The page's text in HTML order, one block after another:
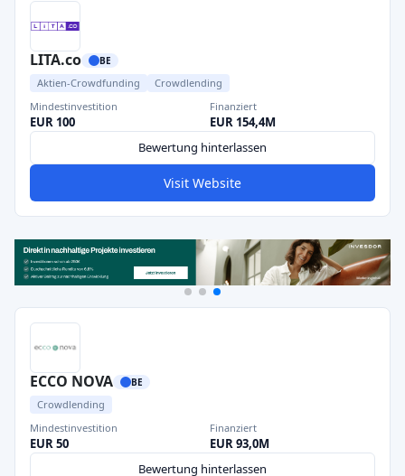
LITA.co BE
Aktien-Crowdfunding
Crowdlending
Mindestinvestition
EUR 100
Finanziert
EUR 154,4M
Bewertung hinterlassen
Visit Website
ECCO NOVA BE
Crowdlending
Mindestinvestition
EUR 50
Finanziert
EUR 93,0M
Bewertung hinterlassen